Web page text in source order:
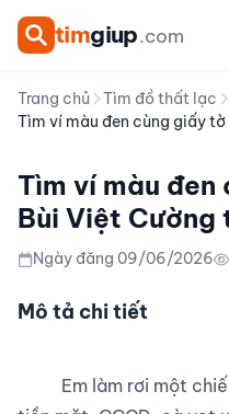
timgiup.com
Trang chủ Tìm đồ thất lạc
Tìm ví màu đen cùng giấy
Tìm ví màu
Bùi Việt Cường
Ngày đăng 09/06/2026
Mô tả chi tiết